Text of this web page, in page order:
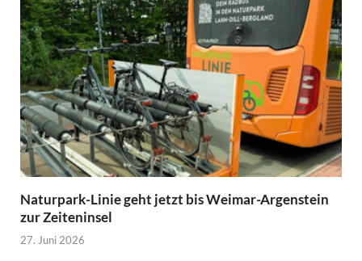
Naturpark-Linie geht jetzt bis Weimar-Argenstein
zur Zeiteninsel
27. Juni 2026